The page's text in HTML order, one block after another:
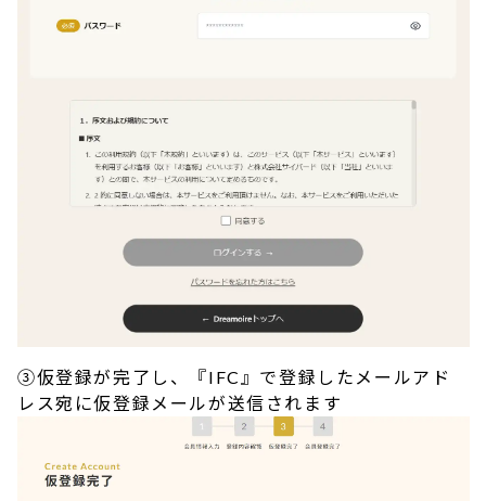
③仮登録が完了し、『IFC』で登録したメールアド
レス宛に仮登録メールが送信されます